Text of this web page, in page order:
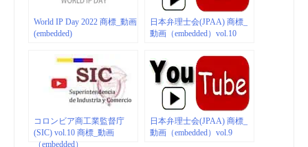
World IP Day 2022 商標_動画
(embedded)
日本弁理士会(JPAA) 商標_
動画（embedded）vol.10
コロンビア商工業監督庁
(SIC) vol.10 商標_動画
（embedded）
日本弁理士会(JPAA) 商標_
動画（embedded）vol.9